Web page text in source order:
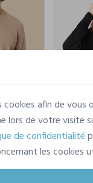
Spasso
XS - XXL
afin de vous
lors de votre visite
de confidentialité
les cookies